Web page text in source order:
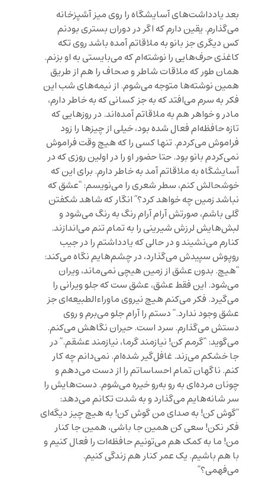
بعد یادداشت‌های آسایشگاه را روی میز آشپزخانه
می‌گذارم. یقین دارم که اگر در دوران بستری بودنم
کس دیگری جز بانو به ملاقاتم آمده باشد روی تکه
کاغذی حرف‌هایی را نوشته‌ام که می‌بایستی به او بزنم.
همان طور که ملاقات شاطر و صحاف را هم از طریق
همین نوشته‌ها متوجه می‌شوم. از نیمه‌های شب این
فکر به سرم می‌افتد که به جز کسانی که به خاطر دارم،
مادر و خواهر هم به ملاقاتم آمده‌اند. در روزهایی که
تازه حافظه‌ام فعال شده بود، خیلی از چیزها را زود
فراموش می‌کردم. تنها کسی را که هیچ وقت فراموش
نمی‌کردم بانو بود. حتا حضور او را در اولین روزی که در
آسایشگاه به ملاقاتم آمد به خاطر دارم. برای این که
خوشحالش کنم، سطر شعری را می‌نویسم: “عشق که
نباشد زمین چه خواهد کرد؟” انگار که شاهد شکفتن
گلی باشم، صورتش آرام آرام رنگ به رنگ می‌شود و
لبش‌هایش لرزش شیرینی را به تمام تنم می‌اندازند.
کنارم می‌نشیند و در حالی که یادداشتم را در جیب
روپوش سپیدش می‌گذارد، در چشم‌هایم نگاه می‌کند:
“هیچ. بدون عشق از زمین هیچی نمی‌ماند، ویران
می‌شود. این فقط عشق، عشق ست که جلو ویرانی را
می‌گیرد. فکر می‌کنم هیچ نیروی ماوراء‌الطبیعه‌ای جز
عشق وجود ندارد.” دستم را آرام جلو می‌برم و روی
دستش می‌گذارم. سرد است. حیران نگاهش می‌کنم.
می‌گوید: “گرمم کن! نیازمند گرما، نیازمند عشقم.” در
جا خشکم می‌زند. غافل‌گیر شده‌ام. نمی‌دانم چه کار
کنم. ناگهان تمام احساساتم را از دست می‌دهم و
چونان مرده‌ای به رو به‌رو خیره می‌شوم. دست‌هایش را
سر شانه‌هایم می‌گذارد و به شدت تکانم می‌دهد:
“گوش کن! به صدای من گوش کن! به هیچ چیز دیگه‌ای
فکر نکن! سعی کن همین جا باشی، همین جا کنار
من! ما به کمک هم می‌تونیم حافظه‌ات را فعال کنیم و
با هم باشیم. یک عمر کنار هم زندگی کنیم.
می‌فهمی؟”